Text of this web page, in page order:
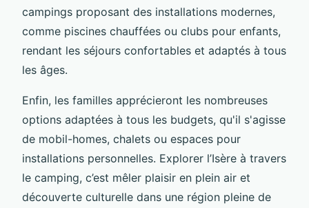
campings proposant des installations modernes,
comme piscines chauffées ou clubs pour enfants,
rendant les séjours confortables et adaptés à tous
les âges.
Enfin, les familles apprécieront les nombreuses
options adaptées à tous les budgets, qu'il s'agisse
de mobil-homes, chalets ou espaces pour
installations personnelles. Explorer l’Isère à travers
le camping, c’est mêler plaisir en plein air et
découverte culturelle dans une région pleine de